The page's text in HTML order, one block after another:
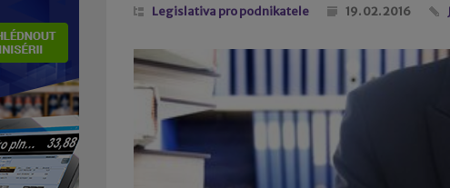
Legislativa pro podnikatele 19. 02. 2016